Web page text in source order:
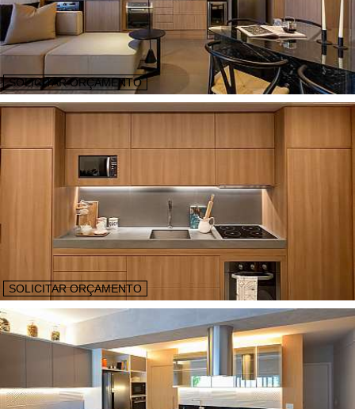
SOLICITAR ORÇAMENTO
SOLICITAR ORÇAMENTO